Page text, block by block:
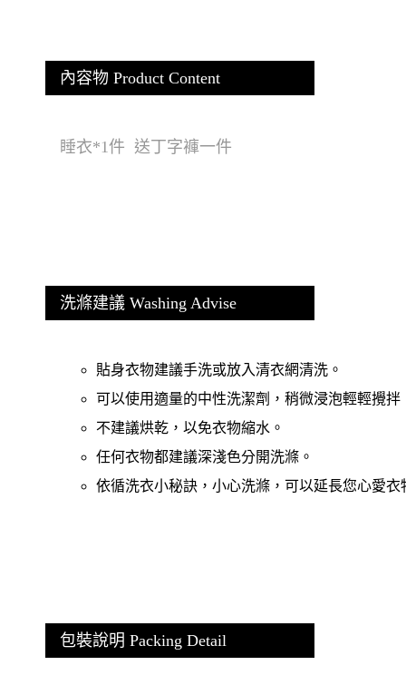
內容物 Product Content
睡衣*1件 送丁字褲一件
洗滌建議 Washing Advise
貼身衣物建議手洗或放入清衣網清洗。
可以使用適量的中性洗潔劑，稍微浸泡輕輕攪
不建議烘乾，以免衣物縮水。
任何衣物都建議深淺色分開洗滌。
依循洗衣小秘訣，小心洗滌，可以延長您心愛衣
包裝說明 Packing Detail